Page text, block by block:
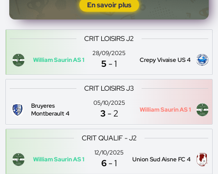
En savoir plus
CRIT LOISIRS J2
William Saurin AS 1
28/09/2025
5 -1 Crepy Vivaise US 4
CRIT LOISIRS J3
Bruyeres
Montberault 4
05/10/2025
3 -2 William Saurin AS 1
CRIT QUALIF - J2
William Saurin AS 1
12/10/2025
6 -1 Union Sud Aisne FC 4